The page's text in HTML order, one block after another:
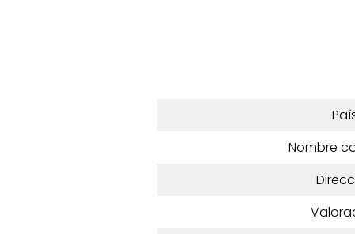
Nombre